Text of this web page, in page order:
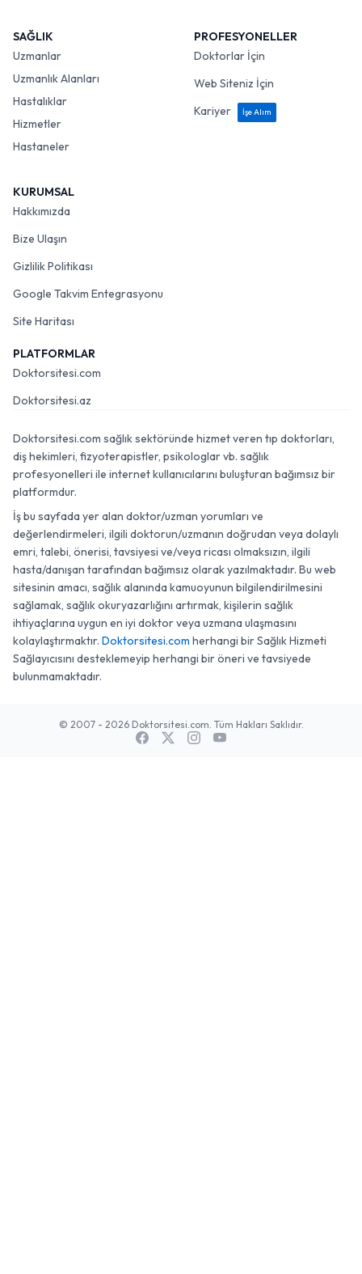
SAĞLIK
Uzmanlar
Uzmanlık Alanları
Hastalıklar
Hizmetler
Hastaneler
PROFESYONELLER
Doktorlar İçin
Web Siteniz İçin
Kariyer
İşe Alım
KURUMSAL
Hakkımızda
Bize Ulaşın
Gizlilik Politikası
Google Takvim Entegrasyonu
Site Haritası
PLATFORMLAR
Doktorsitesi.com
Doktorsitesi.az
Doktorsitesi.com sağlık sektöründe hizmet veren tıp doktorları,
diş hekimleri, fizyoterapistler, psikologlar vb. sağlık
profesyonelleri ile internet kullanıcılarını buluşturan bağımsız bir
platformdur.
İş bu sayfada yer alan doktor/uzman yorumları ve
değerlendirmeleri, ilgili doktorun/uzmanın doğrudan veya dolaylı
emri, talebi, önerisi, tavsiyesi ve/veya ricası olmaksızın, ilgili
hasta/danışan tarafından bağımsız olarak yazılmaktadır. Bu web
sitesinin amacı, sağlık alanında kamuoyunun bilgilendirilmesini
sağlamak, sağlık okuryazarlığını artırmak, kişilerin sağlık
ihtiyaçlarına uygun en iyi doktor veya uzmana ulaşmasını
kolaylaştırmaktır. Doktorsitesi.com herhangi bir Sağlık Hizmeti
Sağlayıcısını desteklemeyip herhangi bir öneri ve tavsiyede
bulunmamaktadır.
© 2007 - 2026 Doktorsitesi.com. Tüm Hakları Saklıdır.